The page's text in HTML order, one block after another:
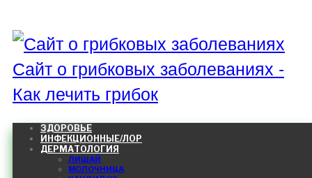
Сайт о грибковых заболеваниях -
Как лечить грибок
ЗДОРОВЬЕ
ИНФЕКЦИОННЫЕ/ЛОР
ДЕРМАТОЛОГИЯ
ЛИШАЙ
МОЛОЧНИЦА